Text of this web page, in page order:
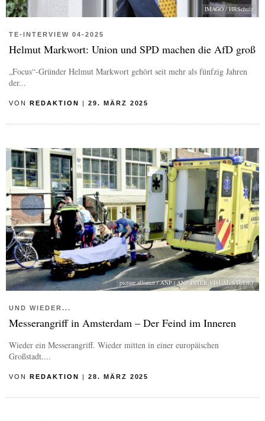
IMAGO / HRSchulz
TE-INTERVIEW 04-2025
Helmut Markwort: Union und SPD machen die AfD groß
„Focus“-Gründer Helmut Markwort gehört seit mehr als fünfzig Jahren
der...
VON REDAKTION | 29. MÄRZ 2025
picture alliance / ANP | ANP INTER VISUAL STUDIO
UND WIEDER...
Messerangriff in Amsterdam – Der Feind im Inneren
Wieder ein Messerangriff. Wieder mitten in einer europäischen
Großstadt....
VON REDAKTION | 28. MÄRZ 2025